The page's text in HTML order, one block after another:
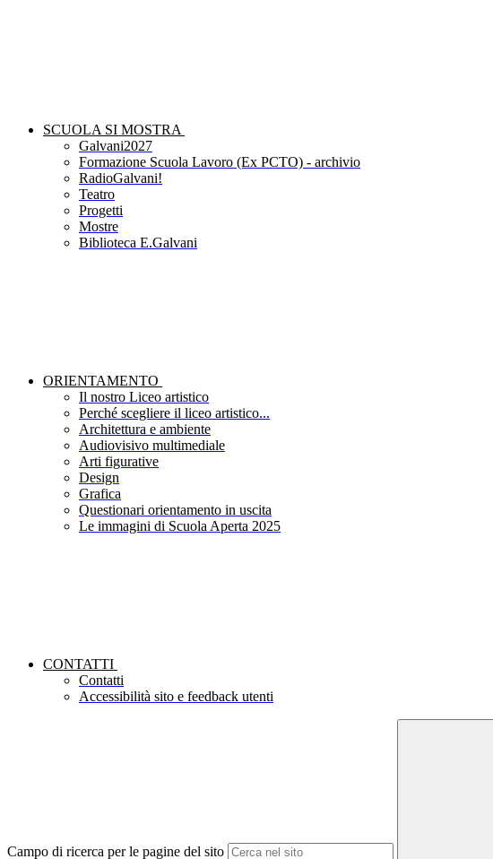
SCUOLA SI MOSTRA
Galvani2027
Formazione Scuola Lavoro (Ex PCTO) - archivio
RadioGalvani!
Teatro
Progetti
Mostre
Biblioteca E.Galvani
ORIENTAMENTO
Il nostro Liceo artistico
Perché scegliere il liceo artistico...
Architettura e ambiente
Audiovisivo multimediale
Arti figurative
Design
Grafica
Questionari orientamento in uscita
Le immagini di Scuola Aperta 2025
CONTATTI
Contatti
Accessibilità sito e feedback utenti
Campo di ricerca per le pagine del sito